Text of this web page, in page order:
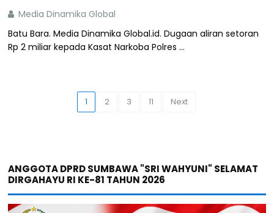
Media Dinamika Global
Batu Bara. Media Dinamika Global.id. Dugaan aliran setoran
Rp 2 miliar kepada Kasat Narkoba Polres ...
1 2 3 11 Next
ANGGOTA DPRD SUMBAWA "SRI WAHYUNI" SELAMAT
DIRGAHAYU RI KE-81 TAHUN 2026